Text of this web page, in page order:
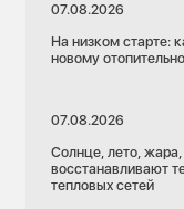
07.08.2026
На низком старте:
новому
07.08.2026
Солнце, лето,
восстанавливают
тепловых сетей